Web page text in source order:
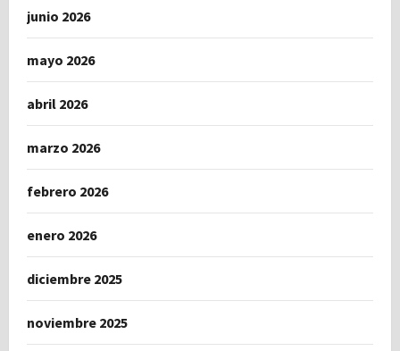
junio 2026
mayo 2026
abril 2026
marzo 2026
febrero 2026
enero 2026
diciembre 2025
noviembre 2025